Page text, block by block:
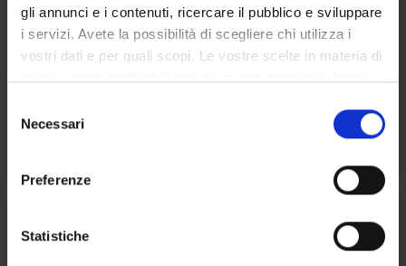
gli annunci e i contenuti, ricercare il pubblico e sviluppare
i servizi. Avete la possibilità di scegliere chi utilizza i
vostri dati e per quali scopi. Le vostre scelte in materia di
modificare o revocare il proprio consenso in qualsiasi
momento dalla Dichiarazione sui cookie o facendo clic
raccogliere informazioni sulla tua posizione
geografica, con un'approssimazione di qualche
Necessari
Preferenze
Statistiche
Periodo
TPALL 2° ANNO 1° SEMESTRE
ORGANIZZAZIONE DELLA
SICUREZZA IN IMPRESA